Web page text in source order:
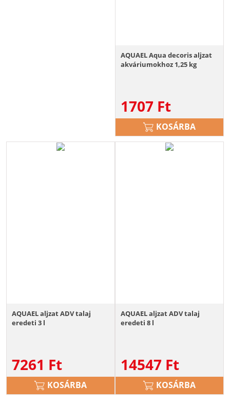
AQUAEL Aqua decoris aljzat
akváriumokhoz 1,25 kg
1707 Ft
KOSÁRBA
AQUAEL aljzat ADV talaj
eredeti 3 l
7261 Ft
KOSÁRBA
AQUAEL aljzat ADV talaj
eredeti 8 l
14547 Ft
KOSÁRBA